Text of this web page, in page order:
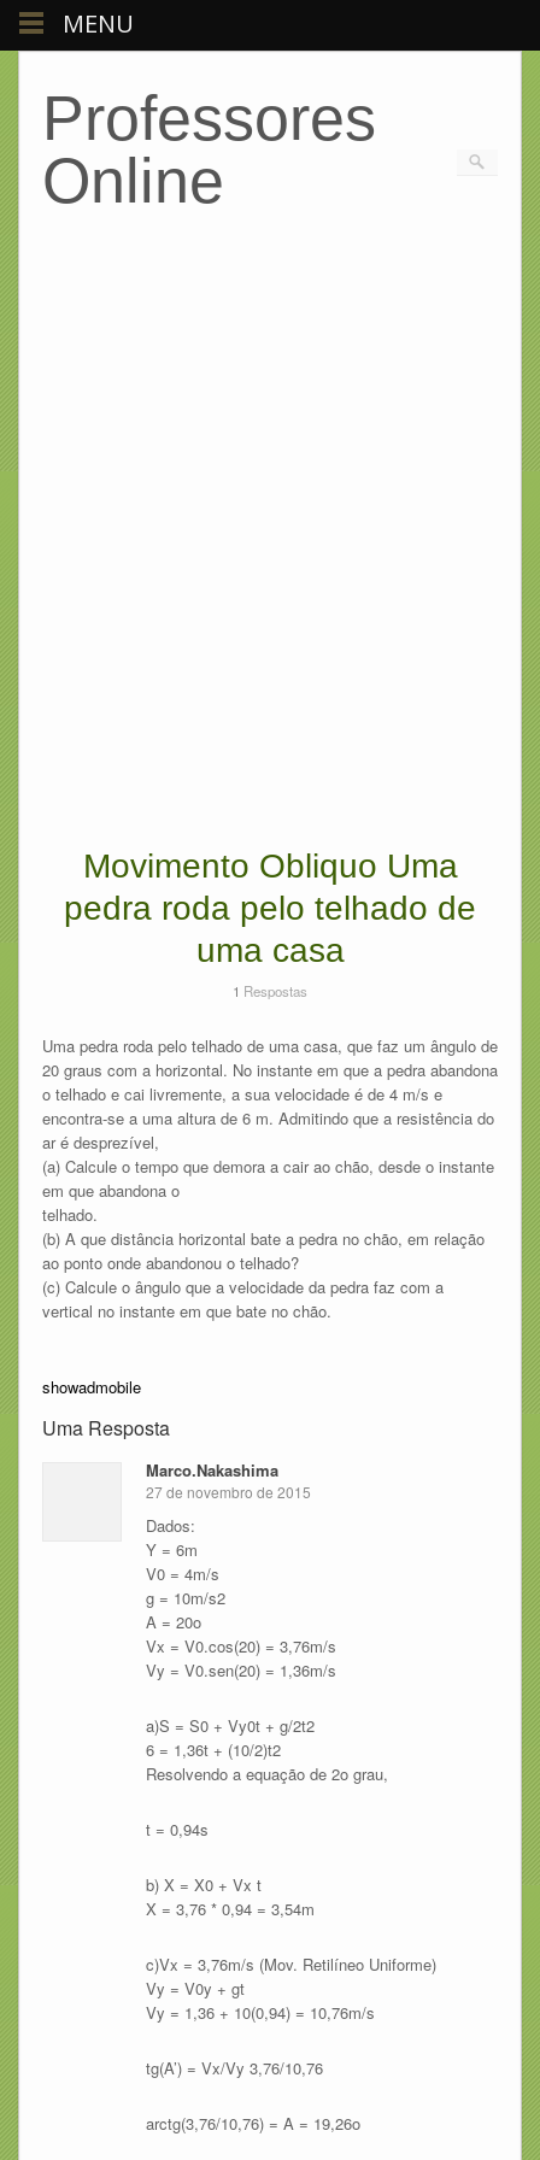
Professores
Online
Movimento Obliquo Uma
pedra roda pelo telhado de
uma casa
1 Respostas
Uma pedra roda pelo telhado de uma casa, que faz um ângulo de
20 graus com a horizontal. No instante em que a pedra abandona
o telhado e cai livremente, a sua velocidade é de 4 m/s e
encontra-se a uma altura de 6 m. Admitindo que a resistência do
ar é desprezível,
(a) Calcule o tempo que demora a cair ao chão, desde o instante
em que abandona o
telhado.
(b) A que distância horizontal bate a pedra no chão, em relação
ao ponto onde abandonou o telhado?
(c) Calcule o ângulo que a velocidade da pedra faz com a
vertical no instante em que bate no chão.
showadmobile
Uma Resposta
Marco.Nakashima
27 de novembro de 2015
Dados:
Y = 6m
V0 = 4m/s
g = 10m/s2
A = 20o
Vx = V0.cos(20) = 3,76m/s
Vy = V0.sen(20) = 1,36m/s
a)S = S0 + Vy0t + g/2t2
6 = 1,36t + (10/2)t2
Resolvendo a equação de 2o grau,
t = 0,94s
b) X = X0 + Vx t
X = 3,76 * 0,94 = 3,54m
c)Vx = 3,76m/s (Mov. Retilíneo Uniforme)
Vy = V0y + gt
Vy = 1,36 + 10(0,94) = 10,76m/s
tg(A’) = Vx/Vy 3,76/10,76
arctg(3,76/10,76) = A = 19,26o
MENU